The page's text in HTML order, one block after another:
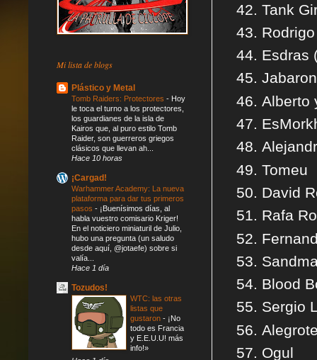
Tank
Esdras
Alberto
Tomeu
David
Rafa
Blood
Sergio
Ogul
Mi lista de blogs
Plástico y Metal
Tomb Raiders: Protectores - Hoy
le toca el turno a los protectores,
los guardianes de la isla de
Kairos que, al puro estilo Tomb
Raider, son guerreros griegos
clásicos que llevan ah...
Hace 10 horas
¡Cargad!
Warhammer Academy: La nueva
plataforma para dar tus primeros
pasos - ¡Buenísimos días, al
habla vuestro comisario Kriger!
En el noticiero miniaturil de Julio,
hubo una pregunta (un saludo
desde aquí, @jotaefe) sobre si
valía...
Hace 1 día
Tozudos!
WTC: las otras
listas que
gustaron - ¡No
todo es Francia
y E.E.U.U! más
info!»